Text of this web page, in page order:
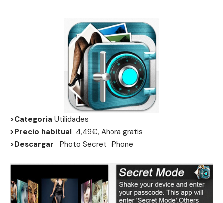
>Categoria Utilidades
>Precio habitual 4,49€, Ahora gratis
>Descargar
Photo Secret iPhone